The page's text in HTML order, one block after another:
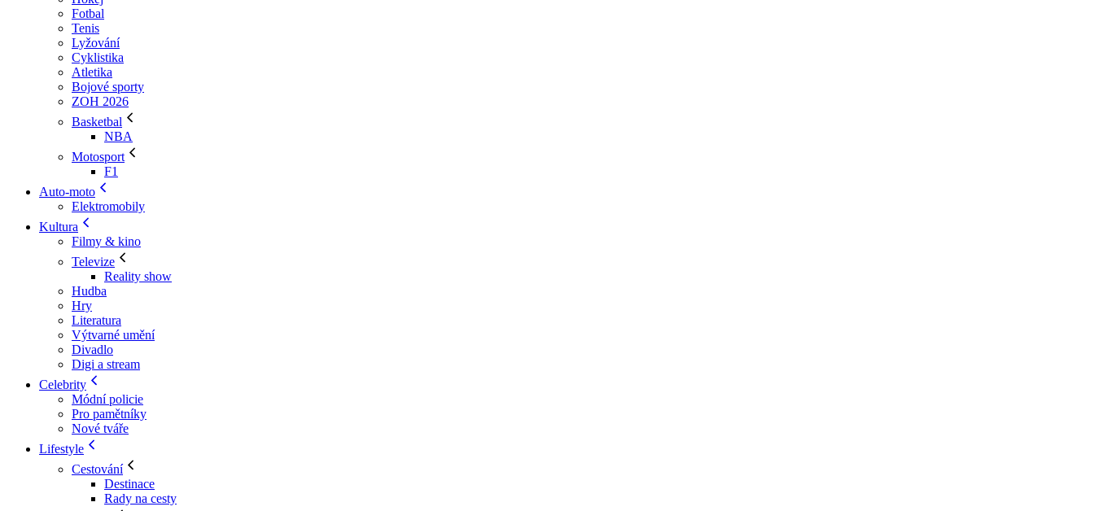
Fotbal
Tenis
Lyžování
Cyklistika
Atletika
Bojové sporty
ZOH 2026
Basketbal
NBA
Motosport
F1
Auto-moto
Elektromobily
Kultura
Filmy & kino
Televize
Reality show
Hudba
Hry
Literatura
Výtvarné umění
Divadlo
Digi a stream
Celebrity
Módní policie
Pro pamětníky
Nové tváře
Lifestyle
Cestování
Destinace
Rady na cesty